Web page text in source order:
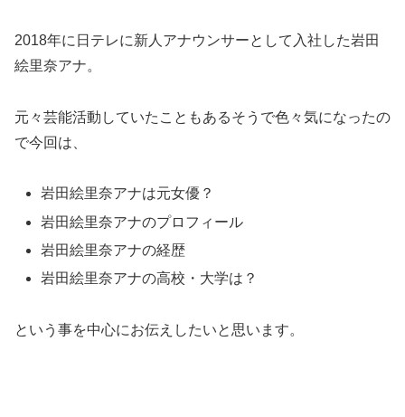
2018年に日テレに新人アナウンサーとして入社した岩田
絵里奈アナ。
元々芸能活動していたこともあるそうで色々気になったの
で今回は、
岩田絵里奈アナは元女優？
岩田絵里奈アナのプロフィール
岩田絵里奈アナの経歴
岩田絵里奈アナの高校・大学は？
という事を中心にお伝えしたいと思います。